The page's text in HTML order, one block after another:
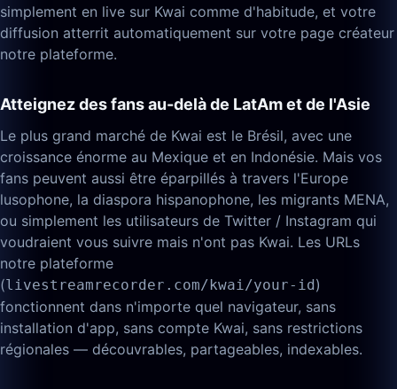
simplement en live sur Kwai comme d'habitude, et votre
diffusion atterrit automatiquement sur votre page créateur
notre plateforme.
Atteignez des fans au-delà de LatAm et de l'Asie
Le plus grand marché de Kwai est le Brésil, avec une
croissance énorme au Mexique et en Indonésie. Mais vos
fans peuvent aussi être éparpillés à travers l'Europe
lusophone, la diaspora hispanophone, les migrants MENA,
ou simplement les utilisateurs de Twitter / Instagram qui
voudraient vous suivre mais n'ont pas Kwai. Les URLs
notre plateforme
(livestreamrecorder.com/kwai/your-id)
fonctionnent dans n'importe quel navigateur, sans
installation d'app, sans compte Kwai, sans restrictions
régionales — découvrables, partageables, indexables.